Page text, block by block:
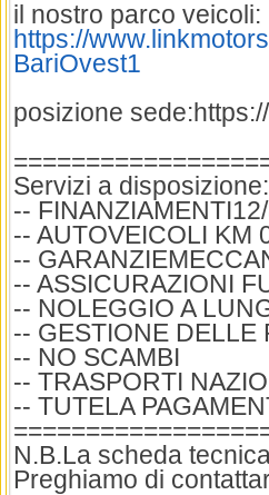
il nostro parco veicoli:
https://
BariOvest1
posizione
Servizi a disposizione:
--
-- AUTOVEICOLI KM
--
-- ASSICURAZIONI
-- NOLEGGIO A
-- GESTIONE DELLE
-- NO SCAMBI
-- TRASPORTI
-- TUTELA
N.B.La scheda
Preghiamo di